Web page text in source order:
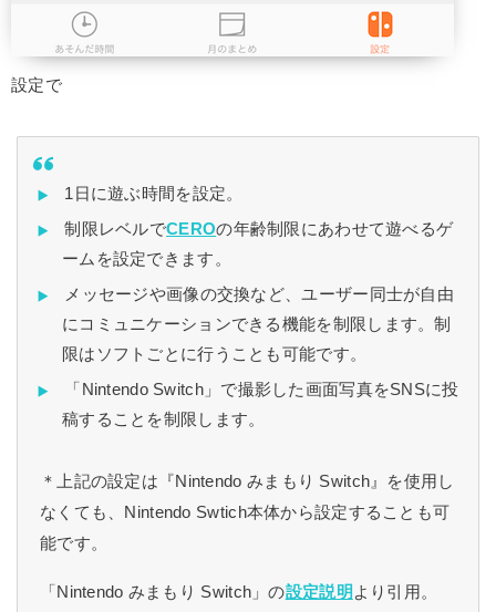
設定で
1日に遊ぶ時間を設定。
制限レベルでCEROの年齢制限にあわせて遊べるゲ
ームを設定できます。
メッセージや画像の交換など、ユーザー同士が自由
にコミュニケーションできる機能を制限します。制
限はソフトごとに行うことも可能です。
「Nintendo Switch」で撮影した画面写真をSNSに投
稿することを制限します。
＊上記の設定は『Nintendo みまもり Switch』を使用し
なくても、Nintendo Swtich本体から設定することも可
能です。
「Nintendo みまもり Switch」の設定説明 より引用。